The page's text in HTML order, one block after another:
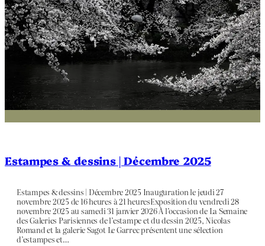
Estampes & dessins | Décembre 2025
Estampes & dessins | Décembre 2025 Inauguration le jeudi 27
novembre 2025 de 16 heures à 21 heuresExposition du vendredi 28
novembre 2025 au samedi 31 janvier 2026 À l’occasion de La Semaine
des Galeries Parisiennes de l’estampe et du dessin 2025, Nicolas
Romand et la galerie Sagot Le Garrec présentent une sélection
d’estampes et…